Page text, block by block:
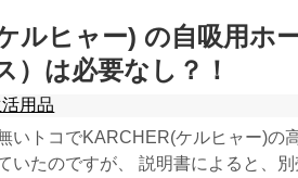
ルヒャー) の自吸用ホ
）は必要なし？！
用品
いトコでKARCHER(ケルヒャー)の
いたのですが、 説明書によると、別